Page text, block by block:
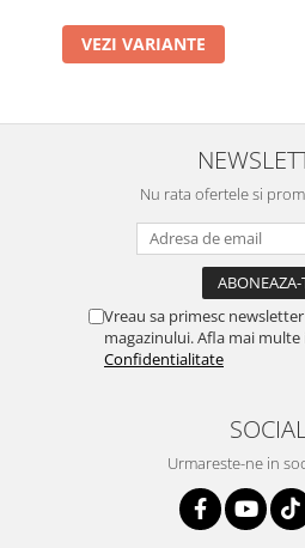
VEZI VARIANTE
Nu rata ofertele si
Vreau sa primesc
magazinului. Afla mai multe
Confidentialitate
Urmareste-ne in